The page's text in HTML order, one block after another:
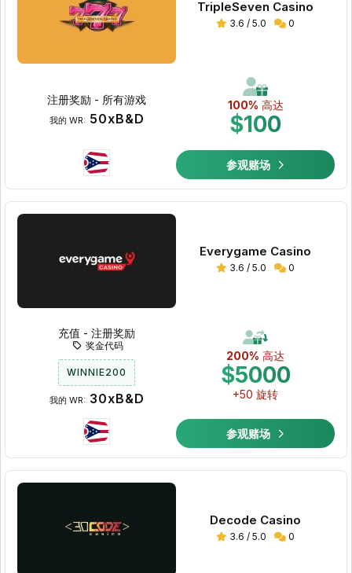
TripleSeven Casino
3.6 / 5.0 0
100% 高达
$100
注册奖励 - 所有游戏
我的 WR: 50xB&D
参观赌场
Everygame Casino
3.6 / 5.0 0
200% 高达
$5000
+50 旋转
充值 - 注册奖励
奖金代码
WINNIE200
我的 WR: 30xB&D
参观赌场
Decode Casino
3.6 / 5.0 0